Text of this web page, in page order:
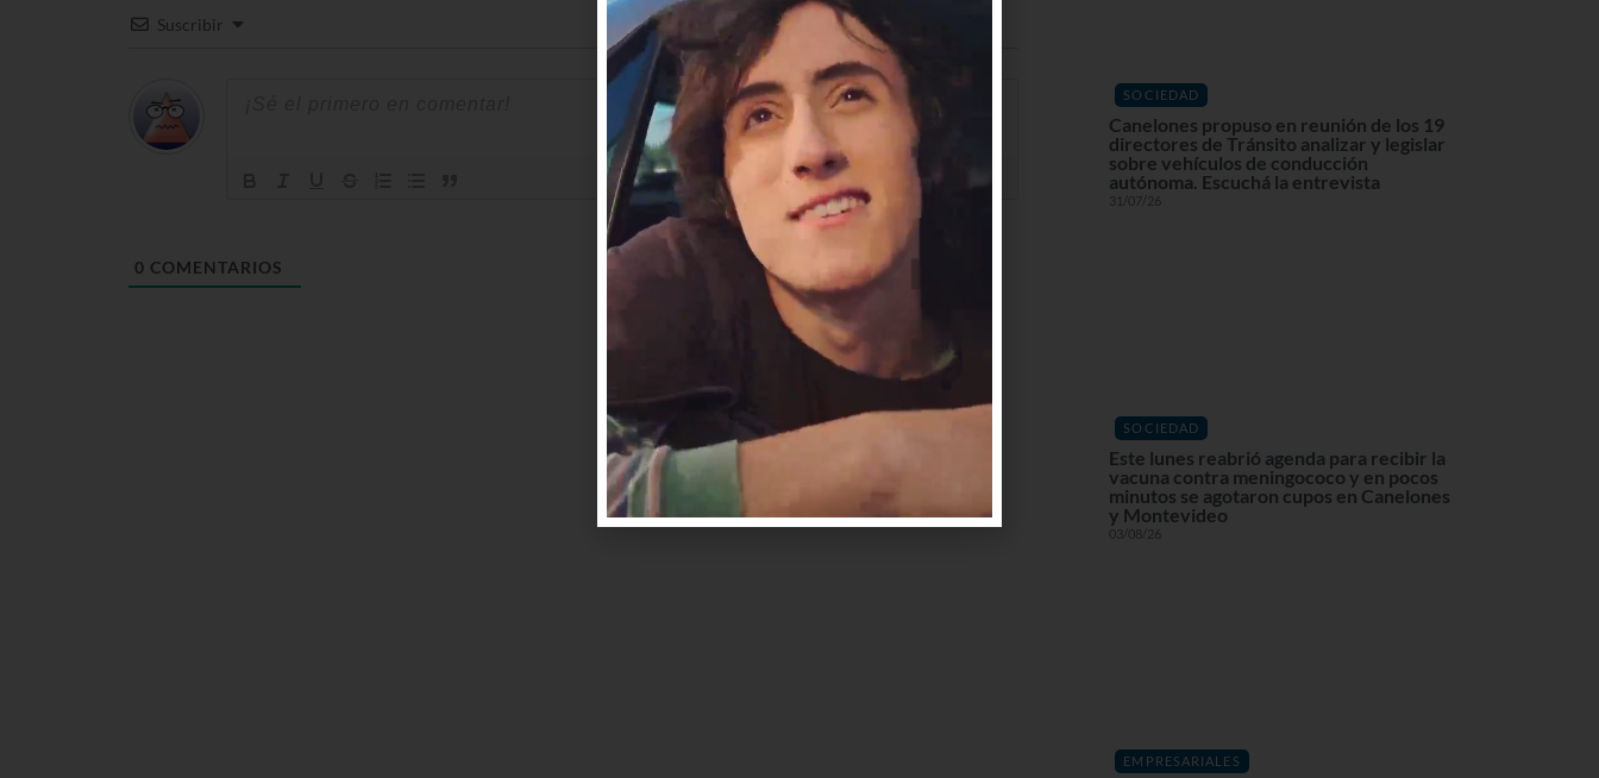
Suscribir
0 COMENTARIOS
SOCIEDAD
Canelones propuso en reunión de los 19
directores de Tránsito analizar y legislar
sobre vehículos de conducción
autónoma. Escuchá la entrevista
31/07/26
SOCIEDAD
Este lunes reabrió agenda para recibir la
vacuna contra meningococo y en pocos
minutos se agotaron cupos en Canelones
y Montevideo
03/08/26
EMPRESARIALES